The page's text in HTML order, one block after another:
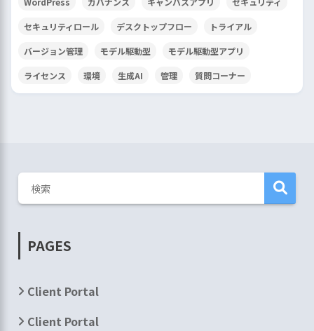
セキュリティロール デスクトップフロー トライアル
バージョン管理 モデル駆動型 モデル駆動型アプリ
ライセンス 環境 生成AI 管理 質問コーナー
PAGES
Client Portal
Client Portal